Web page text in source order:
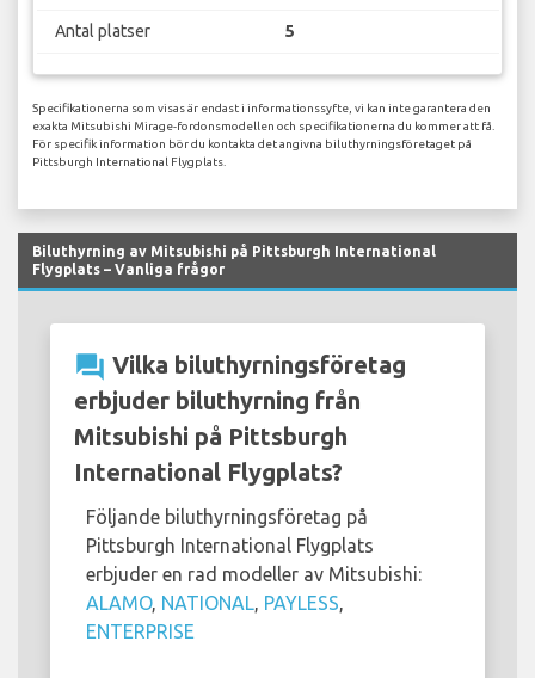
Antal platser 5
Specifikationerna som visas är endast i informationssyfte, vi kan inte garantera den
exakta Mitsubishi Mirage-fordonsmodellen och specifikationerna du kommer att få.
För specifik information bör du kontakta det angivna biluthyrningsföretaget på
Pittsburgh International Flygplats.
Biluthyrning av Mitsubishi på Pittsburgh International
Flygplats – Vanliga frågor
question_answer Vilka biluthyrningsföretag
erbjuder biluthyrning från
Mitsubishi på Pittsburgh
International Flygplats?
Följande biluthyrningsföretag på
Pittsburgh International Flygplats
erbjuder en rad modeller av Mitsubishi:
ALAMO, NATIONAL, PAYLESS,
ENTERPRISE